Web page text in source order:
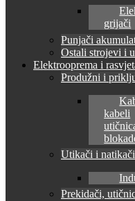
grijači
Punjači
Ostali strojevi i
Elektrooprema i
Produžni i
kabeli
Utikači i natikači
Prekidači,